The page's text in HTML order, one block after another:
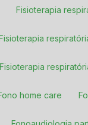
Fisioterapia
Fisioterapia
Fisioterapia
Fono home care